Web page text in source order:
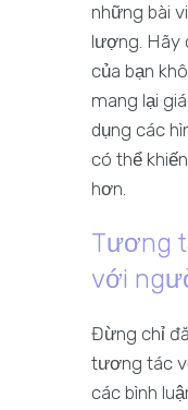
những bài
lượng. Hãy
của bạn
mang lại
dụng các
có thể
hơn.
Tương
với
Đừng chỉ
tương tác
các bình